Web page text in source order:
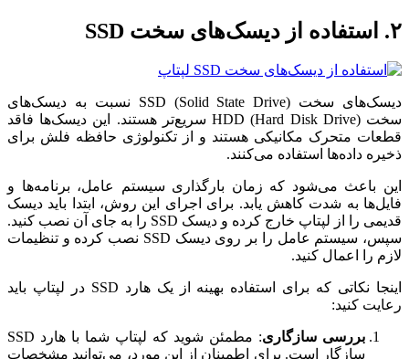
۲. استفاده از دیسک‌های سخت SSD
دیسک‌های سخت SSD (Solid State Drive) نسبت به دیسک‌های
سخت HDD (Hard Disk Drive) سریع‌تر هستند. این دیسک‌ها فاقد
قطعات متحرک مکانیکی هستند و از تکنولوژی حافظه فلش برای
ذخیره داده‌ها استفاده می‌کنند.
این باعث می‌شود که زمان بارگذاری سیستم عامل، برنامه‌ها و
فایل‌ها به شدت کاهش یابد. برای اجرای این روش، ابتدا باید دیسک
قدیمی را از لپتاپ خارج کرده و دیسک SSD را به جای آن نصب کنید.
سپس، سیستم عامل را بر روی دیسک SSD نصب کرده و تنظیمات
لازم را اعمال کنید.
اینجا نکاتی که برای استفاده بهینه از یک هارد SSD در لپتاپ باید
رعایت کنید:
بررسی سازگاری
: مطمئن شوید که لپتاپ شما با هارد SSD
سازگار است. برای اطمینان از این مورد، می‌توانید مشخصات